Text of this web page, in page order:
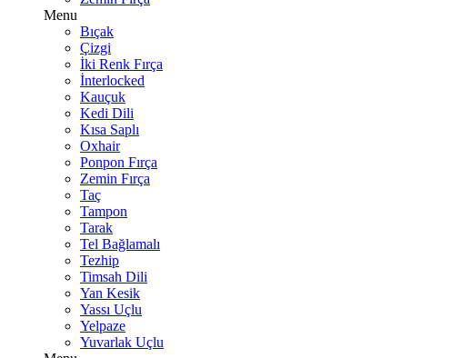
Menu
Bıçak
Çizgi
İki Renk Fırça
İnterlocked
Kauçuk
Kedi Dili
Kısa Saplı
Oxhair
Ponpon Fırça
Zemin Fırça
Taç
Tampon
Tarak
Tel Bağlamalı
Tezhip
Timsah Dili
Yan Kesik
Yassı Uçlu
Yelpaze
Yuvarlak Uçlu